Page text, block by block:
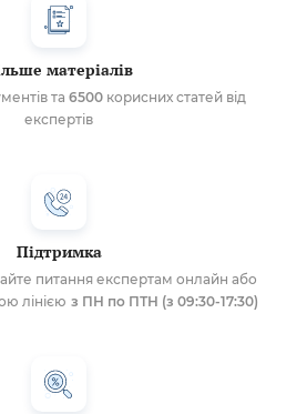
матеріалів
та 6500корисних статей від
експертів
Підтримка
питання експертам онлайн або
лінією з ПН по ПТН (з 09:30-17:30)